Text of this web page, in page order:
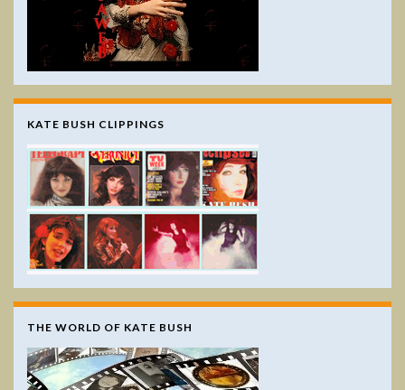
KATE BUSH CLIPPINGS
THE WORLD OF KATE BUSH